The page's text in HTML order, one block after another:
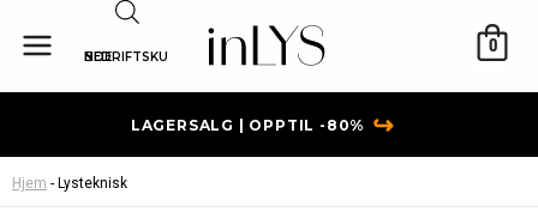
rett
innholdet
BEDRIFTSKUNDE
0
LAGERSALG | OPPTIL -80% ↪
Hjem - Lysteknisk